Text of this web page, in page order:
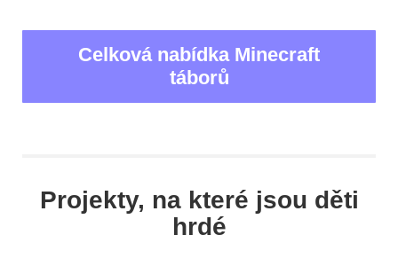
Celková nabídka Minecraft
táborů
Projekty, na které jsou děti
hrdé